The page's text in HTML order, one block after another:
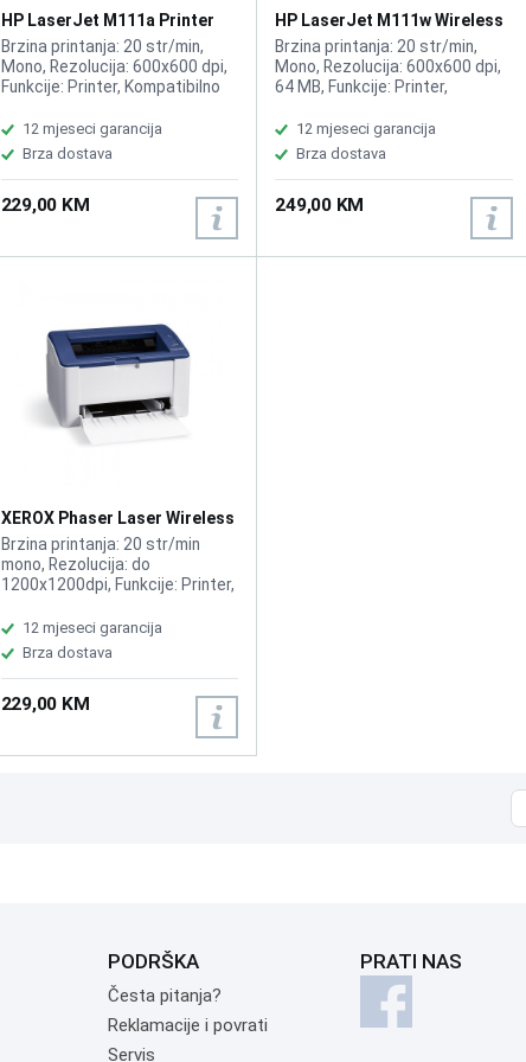
vrijeme izmedu stope kvarova
od 35.000 sati
HP LaserJet M111a Printer
7MD67A
Brzina printanja: 20 str/min,
Mono, Rezolucija: 600x600 dpi,
Funkcije: Printer, Kompatibilno
12 mjeseci garancija
Brza dostava
229,00 KM
HP LaserJet M111w Wireless
Printer 7MD68A
Brzina printanja: 20 str/min,
Mono, Rezolucija: 600x600 dpi,
64 MB, Funkcije: Printer,
Black12 mjeseci garancija
Brza dostava
249,00 KM
XEROX Phaser Laser Wireless
Printer 3020BI
Brzina printanja: 20 str/min
mono, Rezolucija: do
1200x1200dpi, Funkcije: Printer,
Podržava Google CloudPrint,
Apple AirPrint.
12 mjeseci garancija
Brza dostava
229,00 KM
PODRŠKA
Česta pitanja?
Reklamacije i povrati
Servis
PRATI NAS